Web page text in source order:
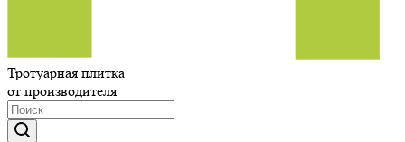
Тротуарная плитка
от производителя